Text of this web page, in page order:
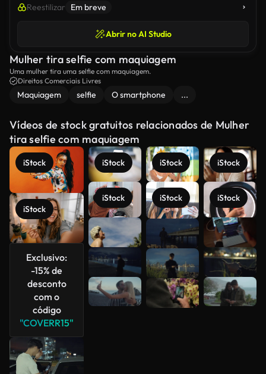
Reestilizar Em breve
Abrir no AI Studio
Mulher tira selfie com maquiagem
Uma mulher tira uma selfie com maquiagem.
Direitos Comerciais Livres
Maquiagem selfie O smartphone ...
Vídeos de stock gratuitos relacionados de Mulher
tira selfie com maquiagem
iStock
iStock
Exclusivo:
-15% de
desconto
com o
código
"COVERR15"
iStock
iStock
iStock
iStock
iStock
iStock
Veja mais